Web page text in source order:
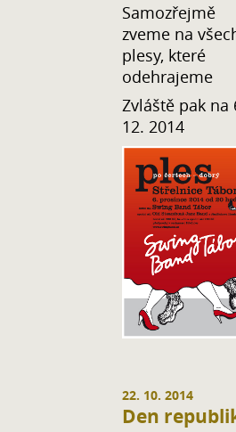
Samozřejmě
zveme na
plesy, které
odehrajeme
Zvláště pak na
12. 2014
22. 10. 2014
Den